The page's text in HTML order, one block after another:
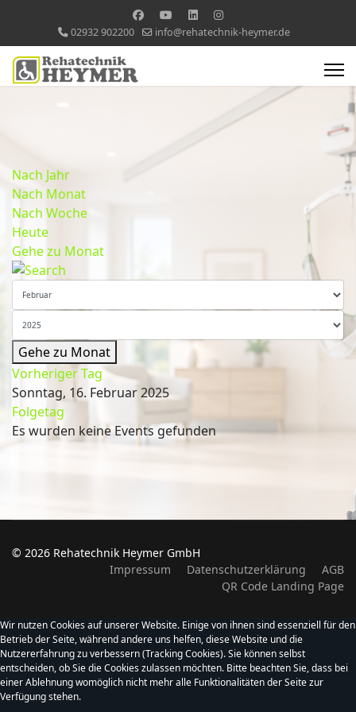
02932 902200 info@rehatechnik-heymer.de
Nach Jahr
Nach Monat
Nach Woche
Heute
Gehe zu Monat
Gehe zu Monat
Vorheriger Tag
Sonntag, 16. Februar 2025
Folgetag
Es wurden keine Events gefunden
© 2026 Rehatechnik Heymer GmbH
Impressum
Datenschutzerklärung
AGB
QR Code Landing Page
Wir nutzen Cookies auf unserer Website. Einige von ihnen sind essenziell für den
Betrieb der Seite, während andere uns helfen, diese Website und die
Nutzererfahrung zu verbessern (Tracking Cookies). Sie können selbst
entscheiden, ob Sie die Cookies zulassen möchten. Bitte beachten Sie, dass bei
einer Ablehnung womöglich nicht mehr alle Funktionalitäten der Seite zur
Verfügung stehen.